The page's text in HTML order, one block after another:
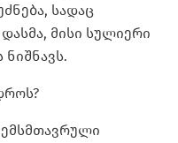
სადაც
მისი სულიერი